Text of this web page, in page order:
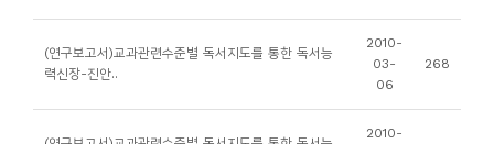
(연구보고서)교과관련수준별 독서지도를 통한 독서능
력신장-진안..
2010-
03-
06
268
2010-